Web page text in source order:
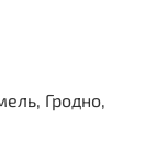
Гродно,